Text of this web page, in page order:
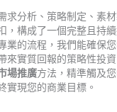
分析、策略制定、素
構成了一個完整且持
業的流程，我們能確保
來實質回報的策略性投
場推廣方法，精準觸及
實現您的商業目標。